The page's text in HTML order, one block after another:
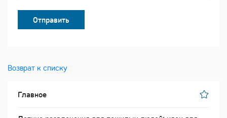
Отправить
Возврат к списку
Главное